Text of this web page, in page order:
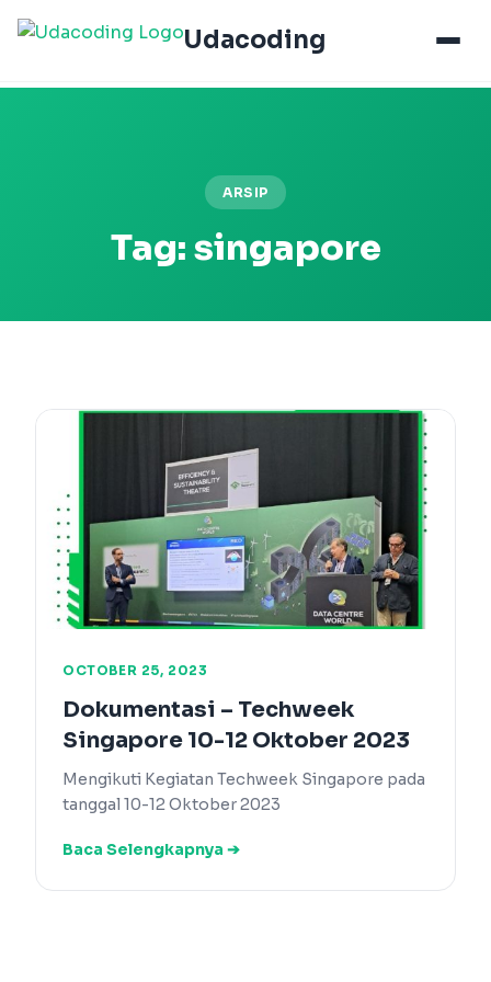
Udacoding
ARSIP
Tag: singapore
OCTOBER 25, 2023
Dokumentasi – Techweek
Singapore 10-12 Oktober 2023
Mengikuti Kegiatan Techweek Singapore pada
tanggal 10-12 Oktober 2023
Baca Selengkapnya ➔